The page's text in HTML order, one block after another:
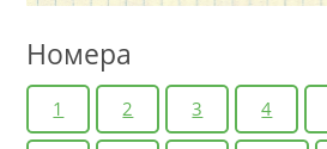
Номера
1 2 3 4